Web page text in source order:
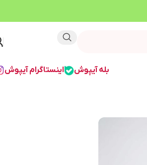
بله آیپوش اینستاگرام آیپوش